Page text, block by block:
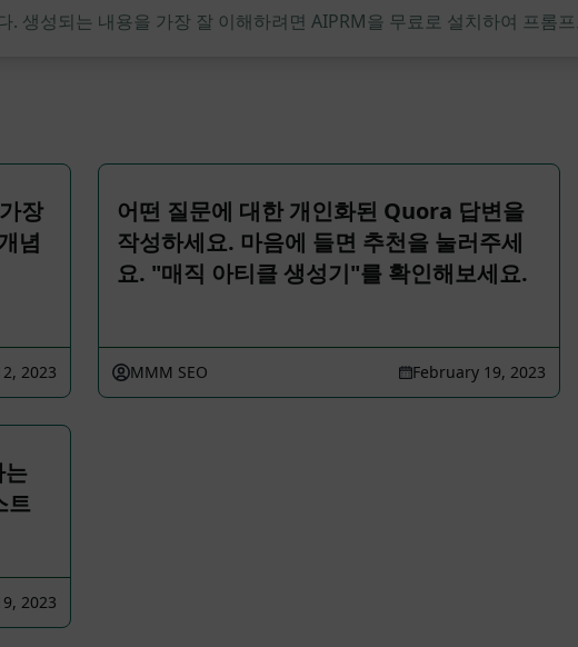
생성되는 내용을 가장 잘 이해하려면 AIPRM을 무료로 설치하여 프롬
장
념
2023
어떤 질문에 대한 개인화된 Quora 답변을
작성하세요. 마음에 들면 추천을 눌러주세
요. "매직 아티클 생성기"를 확인해보세요.
MMM SEO February 19, 2023
트
2023